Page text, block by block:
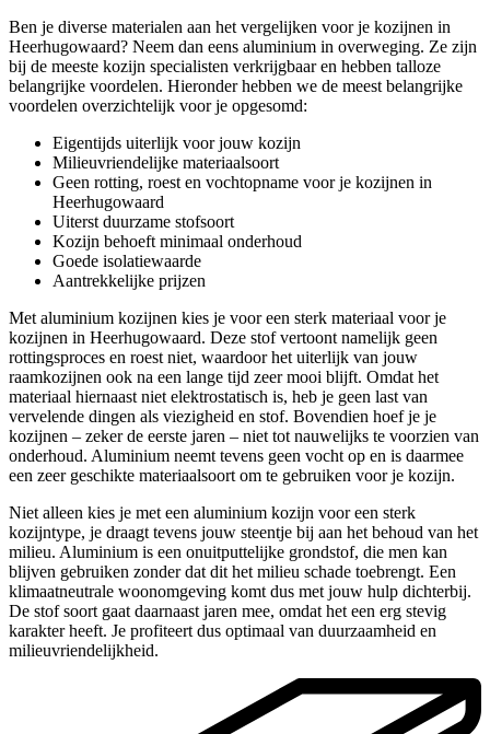
Ben je diverse materialen aan het vergelijken voor je kozijnen in
Heerhugowaard? Neem dan eens aluminium in overweging. Ze zijn
bij de meeste kozijn specialisten verkrijgbaar en hebben talloze
belangrijke voordelen. Hieronder hebben we de meest belangrijke
voordelen overzichtelijk voor je opgesomd:
Eigentijds uiterlijk voor jouw kozijn
Milieuvriendelijke materiaalsoort
Geen rotting, roest en vochtopname voor je kozijnen in
Heerhugowaard
Uiterst duurzame stofsoort
Kozijn behoeft minimaal onderhoud
Goede isolatiewaarde
Aantrekkelijke prijzen
Met aluminium kozijnen kies je voor een sterk materiaal voor je
kozijnen in Heerhugowaard. Deze stof vertoont namelijk geen
rottingsproces en roest niet, waardoor het uiterlijk van jouw
raamkozijnen ook na een lange tijd zeer mooi blijft. Omdat het
materiaal hiernaast niet elektrostatisch is, heb je geen last van
vervelende dingen als viezigheid en stof. Bovendien hoef je je
kozijnen – zeker de eerste jaren – niet tot nauwelijks te voorzien van
onderhoud. Aluminium neemt tevens geen vocht op en is daarmee
een zeer geschikte materiaalsoort om te gebruiken voor je kozijn.
Niet alleen kies je met een aluminium kozijn voor een sterk
kozijntype, je draagt tevens jouw steentje bij aan het behoud van het
milieu. Aluminium is een onuitputtelijke grondstof, die men kan
blijven gebruiken zonder dat dit het milieu schade toebrengt. Een
klimaatneutrale woonomgeving komt dus met jouw hulp dichterbij.
De stof soort gaat daarnaast jaren mee, omdat het een erg stevig
karakter heeft. Je profiteert dus optimaal van duurzaamheid en
milieuvriendelijkheid.